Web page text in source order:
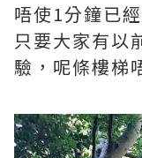
唔使1分鐘已
只要大家有以
驗，呢條樓梯